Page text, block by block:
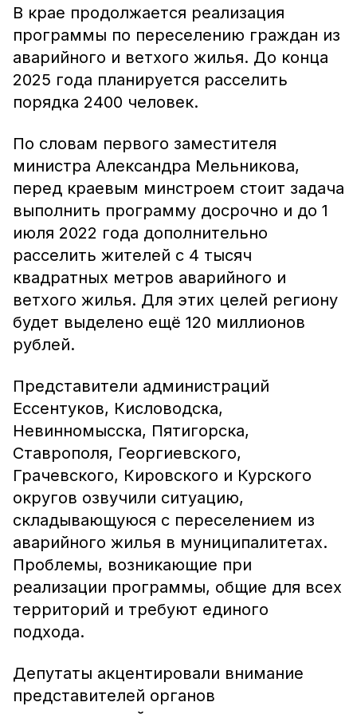
В крае продолжается реализация
программы по переселению граждан из
аварийного и ветхого жилья. До конца
2025 года планируется расселить
порядка 2400 человек.
По словам первого заместителя
министра Александра Мельникова,
перед краевым минстроем стоит задача
выполнить программу досрочно и до 1
июля 2022 года дополнительно
расселить жителей с 4 тысяч
квадратных метров аварийного и
ветхого жилья. Для этих целей региону
будет выделено ещё 120 миллионов
рублей.
Представители администраций
Ессентуков, Кисловодска,
Невинномысска, Пятигорска,
Ставрополя, Георгиевского,
Грачевского, Кировского и Курского
округов озвучили ситуацию,
складывающуюся с переселением из
аварийного жилья в муниципалитетах.
Проблемы, возникающие при
реализации программы, общие для всех
территорий и требуют единого
подхода.
Депутаты акцентировали внимание
представителей органов